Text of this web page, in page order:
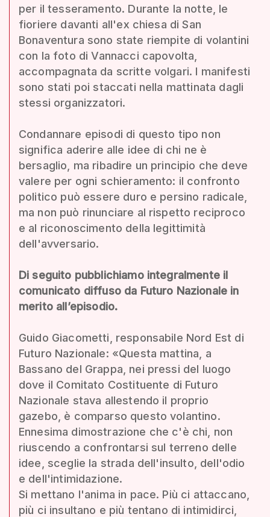
per il tesseramento. Durante la notte, le
fioriere davanti all'ex chiesa di San
Bonaventura sono state riempite di volantini
con la foto di Vannacci capovolta,
accompagnata da scritte volgari. I manifesti
sono stati poi staccati nella mattinata dagli
stessi organizzatori.
Condannare episodi di questo tipo non
significa aderire alle idee di chi ne è
bersaglio, ma ribadire un principio che deve
valere per ogni schieramento: il confronto
politico può essere duro e persino radicale,
ma non può rinunciare al rispetto reciproco
e al riconoscimento della legittimità
dell'avversario.
Di seguito pubblichiamo integralmente il
comunicato diffuso da Futuro Nazionale in
merito all’episodio.
Guido Giacometti, responsabile Nord Est di
Futuro Nazionale: «Questa mattina, a
Bassano del Grappa, nei pressi del luogo
dove il Comitato Costituente di Futuro
Nazionale stava allestendo il proprio
gazebo, è comparso questo volantino.
Ennesima dimostrazione che c'è chi, non
riuscendo a confrontarsi sul terreno delle
idee, sceglie la strada dell'insulto, dell'odio
e dell'intimidazione.
Si mettano l'anima in pace. Più ci attaccano,
più ci insultano e più tentano di intimidirci,